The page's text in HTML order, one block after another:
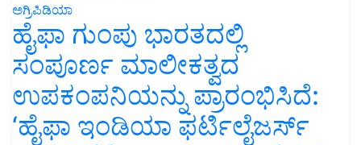
ಅಗ್ರಿಪಿಡಿಯಾ
ಹೈಫಾ ಗುಂಪು ಭಾರತದಲ್ಲಿ
ಸಂಪೂರ್ಣ ಮಾಲೀಕತ್ವದ
ಉಪಕಂಪನಿಯನ್ನು ಪ್ರಾರಂಭಿಸಿದೆ:
‘ಹೈಫಾ ಇಂಡಿಯಾ ಫರ್ಟಿಲೈಜರ್ಸ್